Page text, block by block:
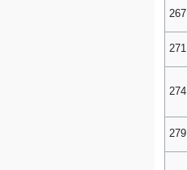
267
271
274
279